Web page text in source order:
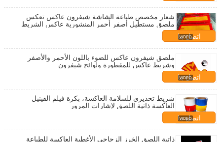
شعار مخصص طباعة الشاشة شيفرون عاكس تعكس
ملصق مستطيل أصفر أحمر المنشورية عاكس الشريط
اللاصق
اتصل بنا
ملصق شيفرون عاكس للضوء باللون الأحمر والأصفر
وشريط عاكس للمقطورة ولوائح شيفرون
اتصل بنا
شريط تحذيري للسلامة العاكسة، بكرة فيلم الفينيل
العاكسة ذاتية اللصق لإشارات المرور
اتصل بنا
ذاتية اللصق الخرز الزجاجي الأغطية العاكسة للطباعة